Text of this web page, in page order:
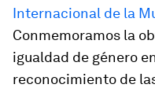
Internacional de la
Conmemoramos la
igualdad de género
reconocimiento de